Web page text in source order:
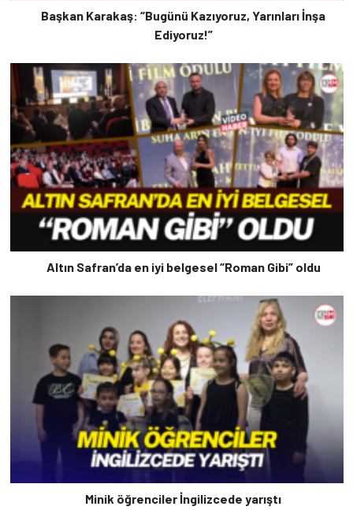
Başkan Karakaş: “Bugünü Kazıyoruz, Yarınları İnşa
Ediyoruz!”
Altın Safran’da en iyi belgesel “Roman Gibi” oldu
Minik öğrenciler İngilizcede yarıştı